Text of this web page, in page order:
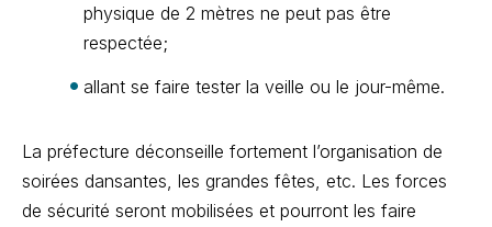
physique de 2 mètres ne peut pas être
respectée;
allant se faire tester la veille ou le jour-même.
La préfecture déconseille fortement l’organisation de
soirées dansantes, les grandes fêtes, etc. Les forces
de sécurité seront mobilisées et pourront les faire